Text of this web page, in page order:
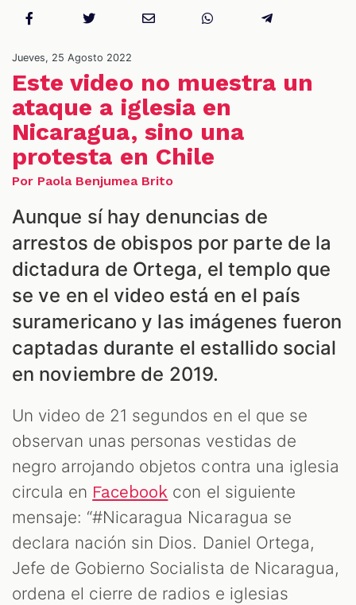
Jueves, 25 Agosto 2022
Este video no muestra un
ataque a iglesia en
Nicaragua, sino una
protesta en Chile
Por Paola Benjumea Brito
Aunque sí hay denuncias de
arrestos de obispos por parte de la
dictadura de Ortega, el templo que
se ve en el video está en el país
suramericano y las imágenes fueron
captadas durante el estallido social
en noviembre de 2019.
Un video de 21 segundos en el que se
observan unas personas vestidas de
negro arrojando objetos contra una iglesia
circula en Facebook con el siguiente
mensaje: “#Nicaragua Nicaragua se
declara nación sin Dios. Daniel Ortega,
Jefe de Gobierno Socialista de Nicaragua,
ordena el cierre de radios e iglesias